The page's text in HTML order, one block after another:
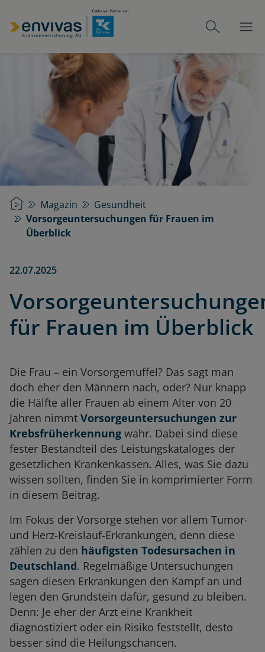
StartseiteMagazin
Gesundheit
Vorsorgeuntersuchungen für Frauen im
Überblick
22.07.2025
für Frauen im Überblick
Die Frau – ein Vorsorgemuffel? Das sagt man
doch eher den Männern nach, oder? Nur knapp
die Hälfte aller Frauen ab einem Alter von 20
Jahren nimmt Vorsorgeuntersuchungen zur
Krebsfrüherkennung wahr. Dabei sind diese
fester Bestandteil des Leistungskataloges der
gesetzlichen Krankenkassen. Alles, was Sie dazu
wissen sollten, finden Sie in komprimierter Form
in diesem Beitrag.
Im Fokus der Vorsorge stehen vor allem Tumor-
und Herz-Kreislauf-Erkrankungen, denn diese
zählen zu den häufigsten Todesursachen in
Deutschland. Regelmäßige Untersuchungen
sagen diesen Erkrankungen den Kampf an und
legen den Grundstein dafür, gesund zu bleiben.
Denn: Je eher der Arzt eine Krankheit
diagnostiziert oder ein Risiko feststellt, desto
besser sind die Heilungschancen.